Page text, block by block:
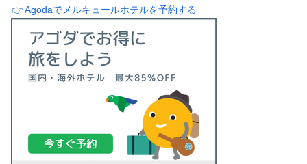
👉 Agodaでメルキュールホテルを予約する